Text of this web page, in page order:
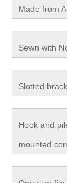
Made from
Sewn with
Slotted
Hook and
mounted